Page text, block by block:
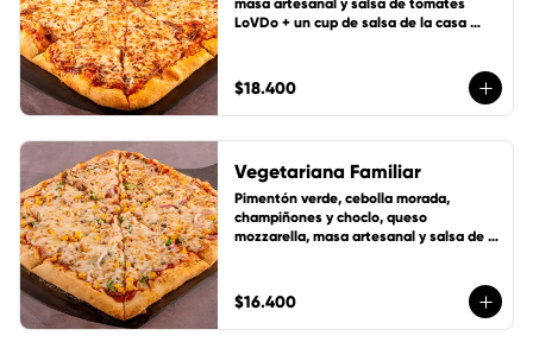
masa artesanal y salsa de tomates
LoVDo + un cup de salsa de la casa
$18.400
Vegetariana Familiar
Pimentón verde, cebolla morada,
champiñones y choclo, queso
mozzarella, masa artesanal y salsa de
$16.400